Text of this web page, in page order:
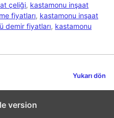
çeliği, kastamonu inşaat
fiyatları, kastamonu inşaat
demir fiyatları, kastamonu
Yukarı dön
version